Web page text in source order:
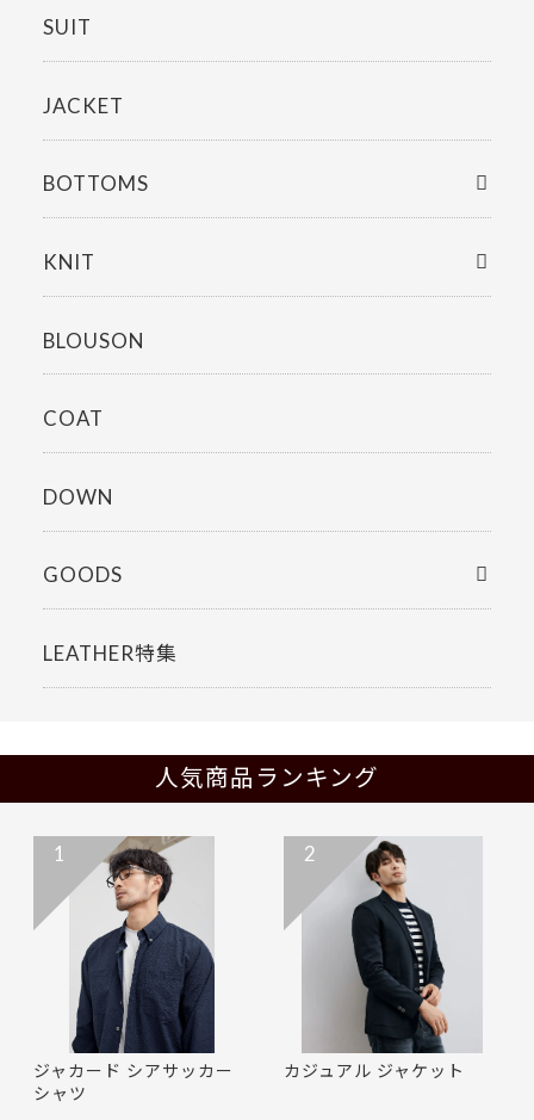
SUIT
JACKET
BOTTOMS
KNIT
BLOUSON
COAT
DOWN
GOODS
LEATHER特集
人気商品ランキング
ジャカード シアサッカー
シャツ
1
カジュアル ジャケット
2